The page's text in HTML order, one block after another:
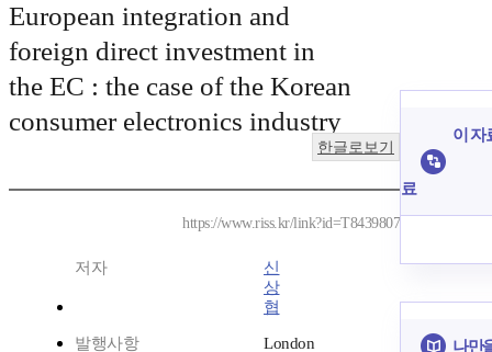
European integration and
foreign direct investment in
the EC : the case of the Korean
consumer electronics industry
한글로보기
https://www.riss.kr/link?id=T8439807
저자
신
상
협
발행사항
London
이 자
료
나만